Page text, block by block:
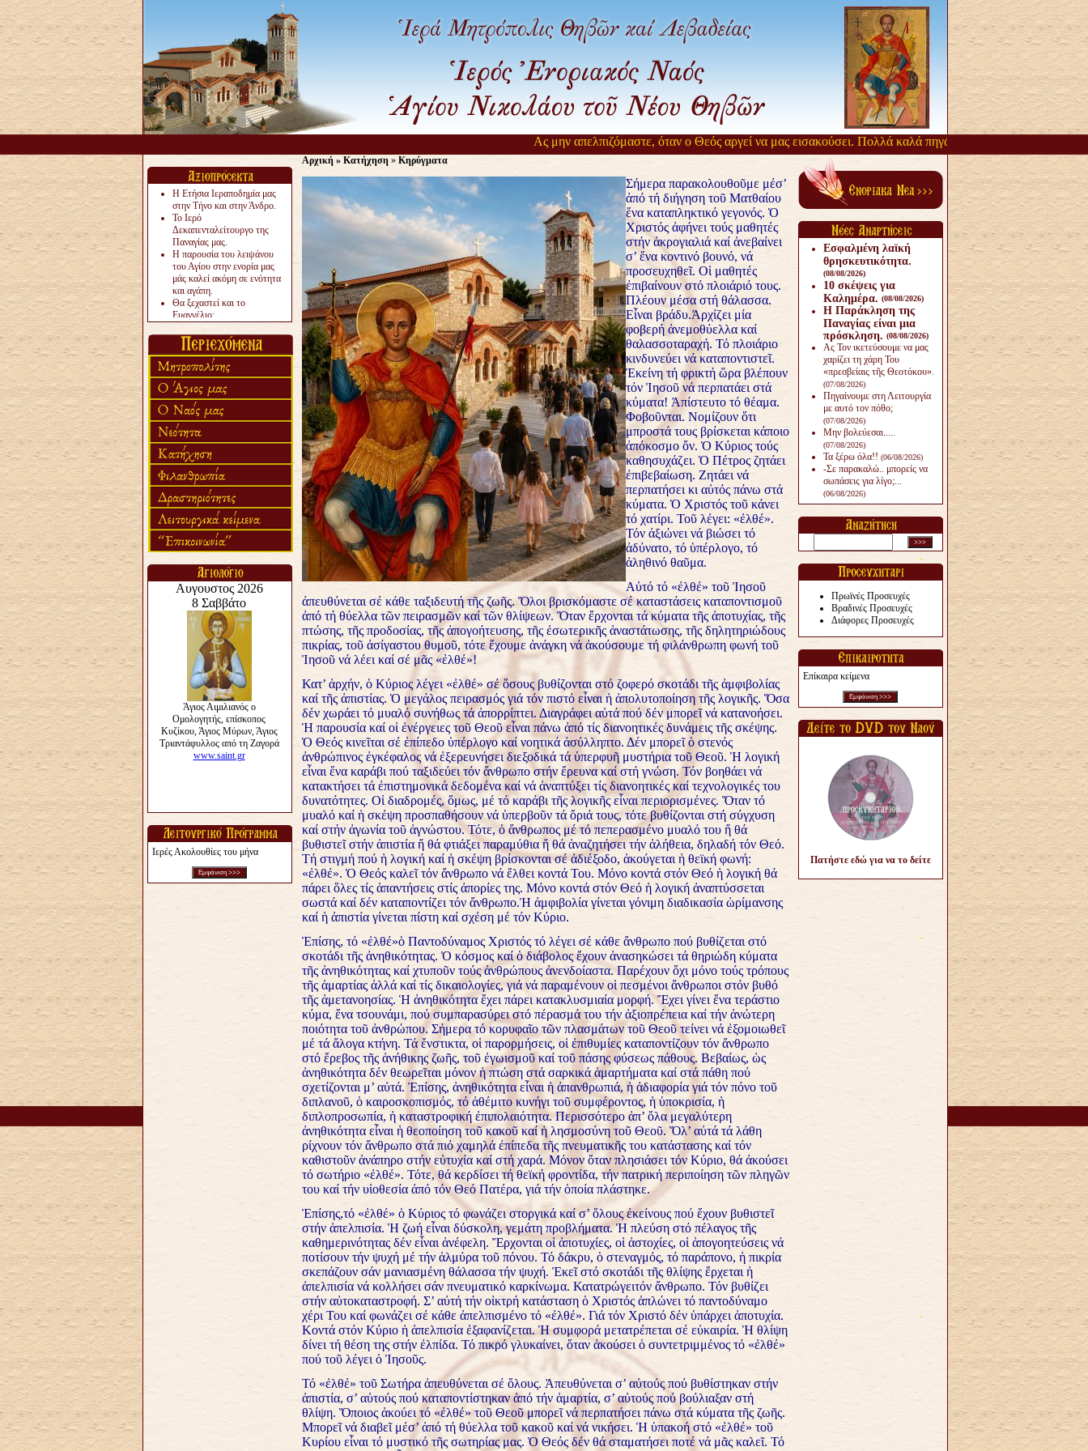
Ας μην απελπιζόμαστε, όταν ο Θεός αργεί να μας εισακούσει. Πολλά καλά πηγάζουν, από την αργοπορία
Η Ετήσια Ιεραποδημία μας
στην Τήνο και στην Άνδρο.
Το Ιερό
Δεκαπενταλείτουργο της
Παναγίας μας.
Η παρουσία του λειψάνου
του Αγίου στην ενορία μας
μάς καλεί ακόμη σε ενότητα
και αγάπη.
Θα ξεχαστεί και το
Ευαγγέλιο;
«πολύ αργά».
Ζητείται....
Ιερές Ακολουθίες του μήνα
Αρχική» Κατήχηση» Κηρύγματα
Σήμερα παρακολουθοῦμε μέσ’
ἀπό τή διήγηση τοῦ Ματθαίου
ἕνα καταπληκτικό γεγονός. Ὁ
Χριστός ἀφήνει τούς μαθητές
στήν ἀκρογιαλιά καί ἀνεβαίνει
σ’ ἕνα κοντινό βουνό, νά
προσευχηθεῖ. Οἱ μαθητές
ἐπιβαίνουν στό πλοιάριό τους.
Πλέουν μέσα στή θάλασσα.
Εἶναι βράδυ.Ἀρχίζει μία
φοβερή ἀνεμοθύελλα καί
θαλασσοταραχή. Τό πλοιάριο
κινδυνεύει νά καταποντιστεῖ.
Ἐκείνη τή φρικτή ὥρα βλέπουν
τόν Ἰησοῦ νά περπατάει στά
κύματα! Ἀπίστευτο τό θέαμα.
Φοβοῦνται. Νομίζουν ὅτι
μπροστά τους βρίσκεται κάποιο
ἀπόκοσμο ὄν. Ὁ Κύριος τούς
καθησυχάζει. Ὁ Πέτρος ζητάει
ἐπιβεβαίωση. Ζητάει νά
περπατήσει κι αὐτός πάνω στά
κύματα. Ὁ Χριστός τοῦ κάνει
τό χατίρι. Τοῦ λέγει: «ἐλθέ».
Τόν ἀξιώνει νά βιώσει τό
ἀδύνατο, τό ὑπέρλογο, τό
ἀληθινό θαῦμα.
Αὐτό τό «ἐλθέ» τοῦ Ἰησοῦ
ἀπευθύνεται σέ κάθε ταξιδευτή τῆς ζωῆς. Ὅλοι βρισκόμαστε σέ καταστάσεις καταποντισμοῦ
ἀπό τή θύελλα τῶν πειρασμῶν καί τῶν θλίψεων. Ὅταν ἔρχονται τά κύματα τῆς ἀποτυχίας, τῆς
πτώσης, τῆς προδοσίας, τῆς ἀπογοήτευσης, τῆς ἐσωτερικῆς ἀναστάτωσης, τῆς δηλητηριώδους
πικρίας, τοῦ ἀσίγαστου θυμοῦ, τότε ἔχουμε ἀνάγκη νά ἀκούσουμε τή φιλάνθρωπη φωνή τοῦ
Ἰησοῦ νά λέει καί σέ μᾶς «ἐλθέ»!
Κατ’ ἀρχήν, ὁ Κύριος λέγει «ἐλθέ» σέ ὅσους βυθίζονται στό ζοφερό σκοτάδι τῆς ἀμφιβολίας
καί τῆς ἀπιστίας. Ὁ μεγάλος πειρασμός γιά τόν πιστό εἶναι ἡ ἀπολυτοποίηση τῆς λογικῆς. Ὅσα
δέν χωράει τό μυαλό συνήθως τά ἀπορρίπτει. Διαγράφει αὐτά πού δέν μπορεῖ νά κατανοήσει.
Ἡ παρουσία καί οἱ ἐνέργειες τοῦ Θεοῦ εἶναι πάνω ἀπό τίς διανοητικές δυνάμεις τῆς σκέψης.
Ὁ Θεός κινεῖται σέ ἐπίπεδο ὑπέρλογο καί νοητικά ἀσύλληπτο. Δέν μπορεῖ ὁ στενός
ἀνθρώπινος ἐγκέφαλος νά ἐξερευνήσει διεξοδικά τά ὑπερφυῆ μυστήρια τοῦ Θεοῦ. Ἡ λογική
εἶναι ἕνα καράβι πού ταξιδεύει τόν ἄνθρωπο στήν ἔρευνα καί στή γνώση. Τόν βοηθάει νά
κατακτήσει τά ἐπιστημονικά δεδομένα καί νά ἀναπτύξει τίς διανοητικές καί τεχνολογικές του
δυνατότητες. Οἱ διαδρομές, ὅμως, μέ τό καράβι τῆς λογικῆς εἶναι περιορισμένες. Ὅταν τό
μυαλό καί ἡ σκέψη προσπαθήσουν νά ὑπερβοῦν τά ὅριά τους, τότε βυθίζονται στή σύγχυση
καί στήν ἀγωνία τοῦ ἀγνώστου. Τότε, ὁ ἄνθρωπος μέ τό πεπερασμένο μυαλό του ἤ θά
βυθιστεῖ στήν ἀπιστία ἤ θά φτιάξει παραμύθια ἤ θά ἀναζητήσει τήν ἀλήθεια, δηλαδή τόν Θεό.
Τή στιγμή πού ἡ λογική καί ἡ σκέψη βρίσκονται σέ ἀδιέξοδο, ἀκούγεται ἡ θεϊκή φωνή:
«ἐλθέ». Ὁ Θεός καλεῖ τόν ἄνθρωπο νά ἔλθει κοντά Του. Μόνο κοντά στόν Θεό ἡ λογική θά
πάρει ὅλες τίς ἀπαντήσεις στίς ἀπορίες της. Μόνο κοντά στόν Θεό ἡ λογική ἀναπτύσσεται
σωστά καί δέν καταποντίζει τόν ἄνθρωπο.Ἡ ἀμφιβολία γίνεται γόνιμη διαδικασία ὡρίμανσης
καί ἡ ἀπιστία γίνεται πίστη καί σχέση μέ τόν Κύριο.
Ἐπίσης, τό «ἐλθέ»ὁ Παντοδύναμος Χριστός τό λέγει σέ κάθε ἄνθρωπο πού βυθίζεται στό
σκοτάδι τῆς ἀνηθικότητας. Ὁ κόσμος καί ὁ διάβολος ἔχουν ἀνασηκώσει τά θηριώδη κύματα
τῆς ἀνηθικότητας καί χτυποῦν τούς ἀνθρώπους ἀνενδοίαστα. Παρέχουν ὄχι μόνο τούς τρόπους
τῆς ἁμαρτίας ἀλλά καί τίς δικαιολογίες, γιά νά παραμένουν οἱ πεσμένοι ἄνθρωποι στόν βυθό
τῆς ἀμετανοησίας. Ἡ ἀνηθικότητα ἔχει πάρει κατακλυσμιαία μορφή. Ἔχει γίνει ἕνα τεράστιο
κύμα, ἕνα τσουνάμι, πού συμπαρασύρει στό πέρασμά του τήν ἀξιοπρέπεια καί τήν ἀνώτερη
ποιότητα τοῦ ἀνθρώπου. Σήμερα τό κορυφαῖο τῶν πλασμάτων τοῦ Θεοῦ τείνει νά ἐξομοιωθεῖ
μέ τά ἄλογα κτήνη. Τά ἔνστικτα, οἱ παρορμήσεις, οἱ ἐπιθυμίες καταποντίζουν τόν ἄνθρωπο
στό ἔρεβος τῆς ἀνήθικης ζωῆς, τοῦ ἐγωισμοῦ καί τοῦ πάσης φύσεως πάθους. Βεβαίως, ὡς
ἀνηθικότητα δέν θεωρεῖται μόνον ἡ πτώση στά σαρκικά ἁμαρτήματα καί στά πάθη πού
σχετίζονται μ’ αὐτά. Ἐπίσης, ἀνηθικότητα εἶναι ἡ ἀπανθρωπιά, ἡ ἀδιαφορία γιά τόν πόνο τοῦ
διπλανοῦ, ὁ καιροσκοπισμός, τό ἀθέμιτο κυνήγι τοῦ συμφέροντος, ἡ ὑποκρισία, ἡ
διπλοπροσωπία, ἡ καταστροφική ἐπιπολαιότητα. Περισσότερο ἀπ’ ὅλα μεγαλύτερη
ἀνηθικότητα εἶναι ἡ θεοποίηση τοῦ κακοῦ καί ἡ λησμοσύνη τοῦ Θεοῦ. Ὅλ’ αὐτά τά λάθη
ρίχνουν τόν ἄνθρωπο στά πιό χαμηλά ἐπίπεδα τῆς πνευματικῆς του κατάστασης καί τόν
καθιστοῦν ἀνάπηρο στήν εὐτυχία καί στή χαρά. Μόνον ὅταν πλησιάσει τόν Κύριο, θά ἀκούσει
τό σωτήριο «ἐλθέ». Τότε, θά κερδίσει τή θεϊκή φροντίδα, τήν πατρική περιποίηση τῶν πληγῶν
του καί τήν υἱοθεσία ἀπό τόν Θεό Πατέρα, γιά τήν ὁποία πλάστηκε.
Ἐπίσης,τό «ἐλθέ» ὁ Κύριος τό φωνάζει στοργικά καί σ’ ὅλους ἐκείνους πού ἔχουν βυθιστεῖ
στήν ἀπελπισία. Ἡ ζωή εἶναι δύσκολη, γεμάτη προβλήματα. Ἡ πλεύση στό πέλαγος τῆς
καθημερινότητας δέν εἶναι ἀνέφελη. Ἔρχονται οἱ ἀποτυχίες, οἱ ἀστοχίες, οἱ ἀπογοητεύσεις νά
ποτίσουν τήν ψυχή μέ τήν ἁλμύρα τοῦ πόνου. Τό δάκρυ, ὁ στεναγμός, τό παράπονο, ἡ πικρία
σκεπάζουν σάν μανιασμένη θάλασσα τήν ψυχή. Ἐκεῖ στό σκοτάδι τῆς θλίψης ἔρχεται ἡ
ἀπελπισία νά κολλήσει σάν πνευματικό καρκίνωμα. Κατατρώγειτόν ἄνθρωπο. Τόν βυθίζει
στήν αὐτοκαταστροφή. Σ’ αὐτή τήν οἰκτρή κατάσταση ὁ Χριστός ἁπλώνει τό παντοδύναμο
χέρι Του καί φωνάζει σέ κάθε ἀπελπισμένο τό «ἐλθέ». Γιά τόν Χριστό δέν ὑπάρχει ἀποτυχία.
Κοντά στόν Κύριο ἡ ἀπελπισία ἐξαφανίζεται. Ἡ συμφορά μετατρέπεται σέ εὐκαιρία. Ἡ θλίψη
δίνει τή θέση της στήν ἐλπίδα. Τό πικρό γλυκαίνει, ὅταν ἀκούσει ὁ συντετριμμένος τό «ἐλθέ»
πού τοῦ λέγει ὁ Ἰησοῦς.
Τό «ἐλθέ» τοῦ Σωτήρα ἀπευθύνεται σέ ὅλους. Ἀπευθύνεται σ’ αὐτούς πού βυθίστηκαν στήν
ἀπιστία, σ’ αὐτούς πού καταποντίστηκαν ἀπό τήν ἁμαρτία, σ’ αὐτούς πού βούλιαξαν στή
θλίψη. Ὅποιος ἀκούει τό «ἐλθέ» τοῦ Θεοῦ μπορεῖ νά περπατήσει πάνω στά κύματα τῆς ζωῆς.
Μπορεῖ νά διαβεῖ μέσ’ ἀπό τή θύελλα τοῦ κακοῦ καί νά νικήσει. Ἡ ὑπακοή στό «ἐλθέ» τοῦ
Κυρίου εἶναι τό μυστικό τῆς σωτηρίας μας. Ὁ Θεός δέν θά σταματήσει ποτέ νά μᾶς καλεῖ. Τό
Εσφαλμένη λαϊκή
θρησκευτικότητα.
(08/08/2026)
10 σκέψεις για
Καλημέρα. (08/08/2026)
Η Παράκληση της
Παναγίας είναι μια
πρόσκληση. (08/08/2026)
Ας Τον ικετεύσουμε να μας
χαρίζει τη χάρη Του
«πρεσβείαις τῆς Θεοτόκου».
(07/08/2026)
Πηγαίνουμε στη Λειτουργία
με αυτό τον πόθο;
(07/08/2026)
Μην βολεύεσαι.....
(07/08/2026)
Τα ξέρω όλα!! (06/08/2026)
-Σε παρακαλώ.. μπορείς να
σωπάσεις για λίγο;...
(06/08/2026)
Πρωϊνές Προσευχές
Βραδινές Προσευχές
Διάφορες Προσευχές
Επίκαιρα κείμενα
Πατήστε εδώ για να το δείτε